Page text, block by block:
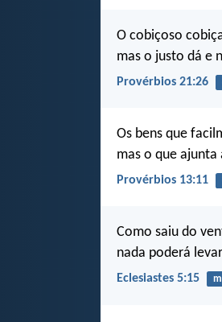
O cobiçoso
mas o justo dá e
Provérbios 21:26
Os bens que
mas o que
Provérbios 13:11
Como saiu do
nada poderá
Eclesiastes 5:15